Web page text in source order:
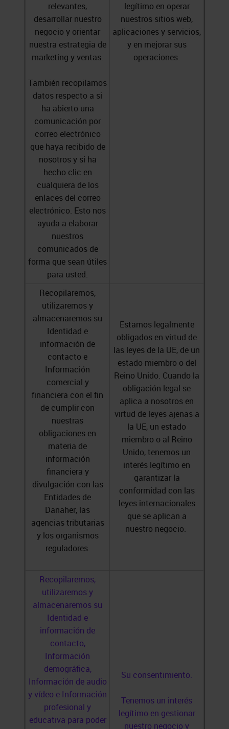
relevantes,
desarrollar nuestro
negocio y orientar
nuestra estrategia de
marketing y ventas.
También recopilamos
datos respecto a si
ha abierto una
comunicación por
correo electrónico
que haya recibido de
nosotros y si ha
hecho clic en
cualquiera de los
enlaces del correo
electrónico. Esto nos
ayuda a elaborar
nuestros
comunicados de
forma que sean útiles
para usted.
legítimo en operar
nuestros sitios web,
aplicaciones y servicios,
y en mejorar sus
operaciones.
Recopilaremos,
utilizaremos y
almacenaremos su
Identidad e
información de
contacto e
Información
comercial y
financiera con el fin
de cumplir con
nuestras
obligaciones en
materia de
información
financiera y
divulgación con las
Entidades de
Danaher, las
agencias tributarias
y los organismos
reguladores.
Estamos legalmente
obligados en virtud de
las leyes de la UE, de un
estado miembro o del
Reino Unido. Cuando la
obligación legal se
aplica a nosotros en
virtud de leyes ajenas a
la UE, un estado
miembro o al Reino
Unido, tenemos un
interés legítimo en
garantizar la
conformidad con las
leyes internacionales
que se aplican a
nuestro negocio.
Recopilaremos,
utilizaremos y
almacenaremos su
Identidad e
información de
contacto,
Información
demográfica,
Información de audio
y vídeo e Información
profesional y
educativa para poder
Su consentimiento.
Tenemos un interés
legítimo en gestionar
nuestro negocio y